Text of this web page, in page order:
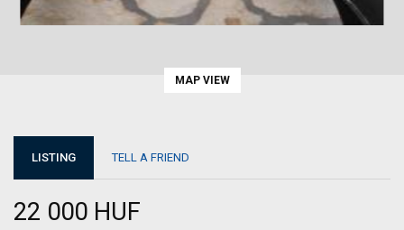
MAP VIEW
LISTING TELL A FRIEND
22 000 HUF